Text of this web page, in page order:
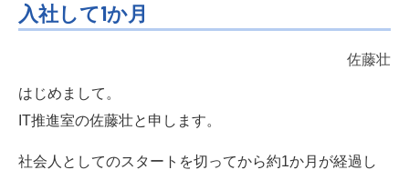
入社して1か月
佐藤壮
はじめまして。
IT推進室の佐藤壮と申します。
社会人としてのスタートを切ってから約1か月が経過し